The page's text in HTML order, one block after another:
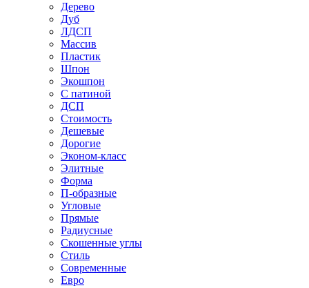
Дерево
Дуб
ЛДСП
Массив
Пластик
Шпон
Экошпон
С патиной
ДСП
Стоимость
Дешевые
Дорогие
Эконом-класс
Элитные
Форма
П-образные
Угловые
Прямые
Радиусные
Скошенные углы
Стиль
Современные
Евро